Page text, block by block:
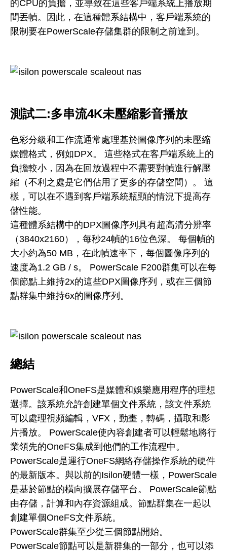
的CPU的負擔，並導致在這些客戶端系統上播放期
間丟幀。因此，在這種體系結構中，客戶端系統的
限制要在PowerScale存儲集群的限制之前達到。
測試二:多串流4K未壓縮影音播放
色彩分級和工作流通常處理基於圖像序列的未壓縮
媒體格式，例如DPX。 這些格式在客戶端系統上的
負擔較小，因為在回放過程中不需要對幀進行解壓
縮（不利之處是它們佔用了更多的存儲空間）。 這
樣，可以在不遇到客戶端系統瓶頸的情況下提高存
儲性能。
這種體系結構中的DPX圖像序列具有超高清分辨率
（3840x2160），每秒24幀的16位色深。 每個幀的
大小約為50 MB，在此幀速率下，每個圖像序列的
速度為1.2 GB / s。 PowerScale F200群集可以在每
個節點上維持2x的這些DPX圖像序列，或在三個節
點群集中維持6x的圖像序列。
總結
PowerScale和OneFS是媒體和娛樂應用程序的理想
選擇。該系統允許創建單個文件系統，該文件系統
可以處理視頻編輯，VFX，動畫，轉碼，攝取和影
片播放。 PowerScale使內容創建者可以輕鬆地將行
業領先的OneFS集成到他們的工作流程中。
PowerScale是運行OneFS網絡存儲操作系統的硬件
的最新版本。與以前的Isilon硬體一樣，PowerScale
是基於節點的橫向擴展存儲平台。 PowerScale節點
由存儲，計算和內存資源組成。節點群集在一起以
創建單個OneFS文件系統。
PowerScale群集至少從三個節點開始。
PowerScale節點可以是新群集的一部分，也可以添